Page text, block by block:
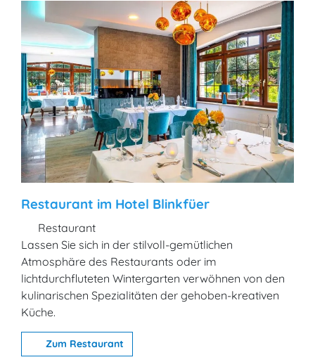
Restaurant im Hotel Blinkfüer
Restaurant
Lassen Sie sich in der stilvoll-gemütlichen
Atmosphäre des Restaurants oder im
lichtdurchfluteten Wintergarten verwöhnen von den
kulinarischen Spezialitäten der gehoben-kreativen
Küche.
Zum Restaurant